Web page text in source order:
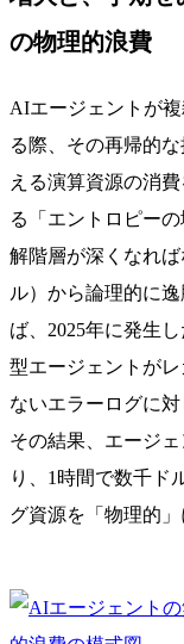
の物理的浪費
AIエージェントが
る際、その再帰的
える演算資源の消
る「エントロピー
解階層が深くなれ
ル）から論理的に
ば、2025年に発生
型エージェントが
ないエラーログに
その結果、エージ
り、1時間で数千ド
グ資源を「物理的」